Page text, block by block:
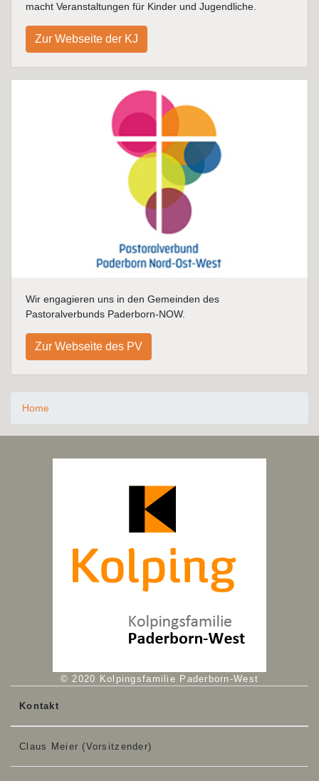
macht Veranstaltungen für Kinder und Jugendliche.
Zur Webseite der KJ
Wir engagieren uns in den Gemeinden des
Pastoralverbunds Paderborn-NOW.
Zur Webseite des PV
Home
© 2020 Kolpingsfamilie Paderborn-West
Kontakt
Claus Meier (Vorsitzender)